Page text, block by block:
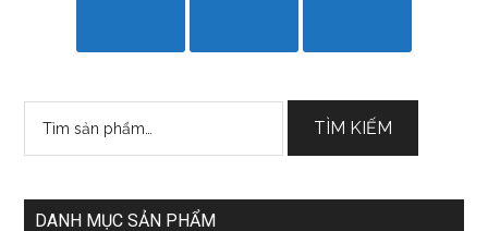
TÌM KIẾM
DANH MỤC SẢN PHẨM